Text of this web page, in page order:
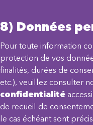
8) Données
Pour toute information
protection de vos
finalités, durées de
etc.), veuillez consulter
confidentialité
de recueil de
le cas échéant sont